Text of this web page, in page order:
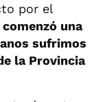
por el
una
sufrimos
la Provincia